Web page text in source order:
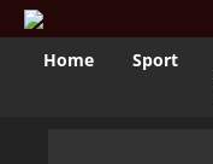
Home Sport